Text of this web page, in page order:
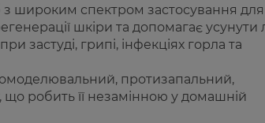
з широким спектром застосування для
шкіри та допомагає усунути
застуді, грипі, інфекціях горла та
протизапальний,
робить її незамінною у домашній